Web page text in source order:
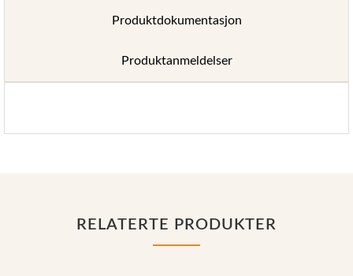
Produktdokumentasjon
Produktanmeldelser
RELATERTE PRODUKTER